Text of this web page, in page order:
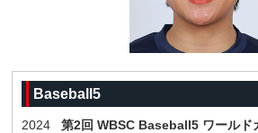
Baseball5
2024 第2回 WBSC Baseball5 ワールド